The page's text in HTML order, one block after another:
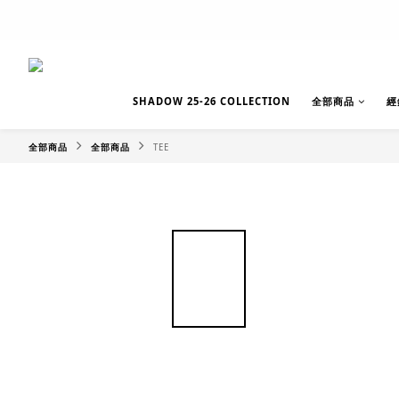
SHADOW 25-26 COLLECTION 全部商品
全部商品 全部商品 TEE